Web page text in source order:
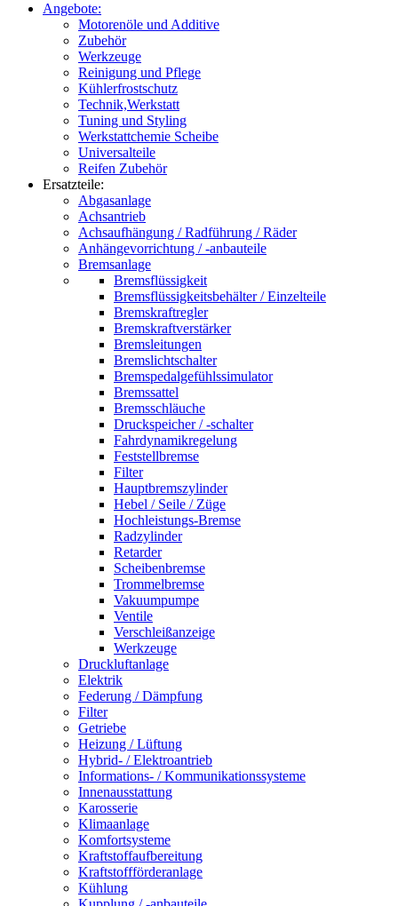
Angebote:
Motorenöle und Additive
Zubehör
Werkzeuge
Reinigung und Pflege
Kühlerfrostschutz
Technik,Werkstatt
Tuning und Styling
Werkstattchemie Scheibe
Universalteile
Reifen Zubehör
Ersatzteile:
Abgasanlage
Achsantrieb
Achsaufhängung / Radführung / Räder
Anhängevorrichtung / -anbauteile
Bremsanlage
Bremsflüssigkeit
Bremsflüssigkeitsbehälter / Einzelteile
Bremskraftregler
Bremskraftverstärker
Bremsleitungen
Bremslichtschalter
Bremspedalgefühlssimulator
Bremssattel
Bremsschläuche
Druckspeicher / -schalter
Fahrdynamikregelung
Feststellbremse
Filter
Hauptbremszylinder
Hebel / Seile / Züge
Hochleistungs-Bremse
Radzylinder
Retarder
Scheibenbremse
Trommelbremse
Vakuumpumpe
Ventile
Verschleißanzeige
Werkzeuge
Druckluftanlage
Elektrik
Federung / Dämpfung
Filter
Getriebe
Heizung / Lüftung
Hybrid- / Elektroantrieb
Informations- / Kommunikationssysteme
Innenausstattung
Karosserie
Klimaanlage
Komfortsysteme
Kraftstoffaufbereitung
Kraftstoffförderanlage
Kühlung